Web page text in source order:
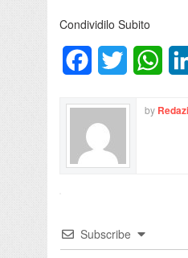
Condividilo Subito
FacebookTwitter
by
Subscribe